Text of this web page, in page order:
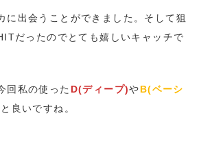
に出会うことができました。そして狙
だったのでとても嬉しいキャッチで
回私の使った D(ディープ)やB(ベーシ
良いですね。